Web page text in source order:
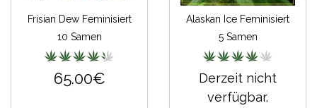
Frisian Dew Feminisiert
10 Samen
65.00€
Alaskan Ice Feminisiert
5 Samen
Derzeit nicht
verfügbar.